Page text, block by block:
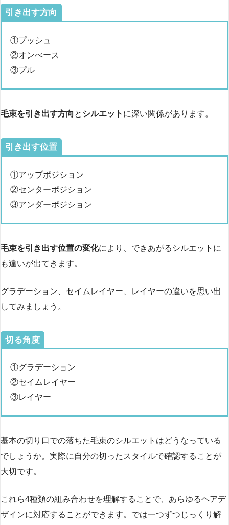
引き出す方向
①プッシュ
②オンべース
③プル
毛束を引き出す方向 と シルエット に深い関係があります。
引き出す位置
①アップポジション
②センターポジション
③アンダーポジション
毛束を引き出す位置の変化により、できあがるシルエットに
も違いが出てきます。
グラデーション、セイムレイヤー、レイヤーの違いを思い出
してみましょう。
切る角度
①グラデーション
②セイムレイヤー
③レイヤー
基本の切り口での落ちた毛束のシルエットはどうなっている
でしょうか。実際に自分の切ったスタイルで確認することが
大切です。
これら4種類の組み合わせを理解することで、あらゆるヘアデ
ザインに対応することができます。では一つずつじっくり解